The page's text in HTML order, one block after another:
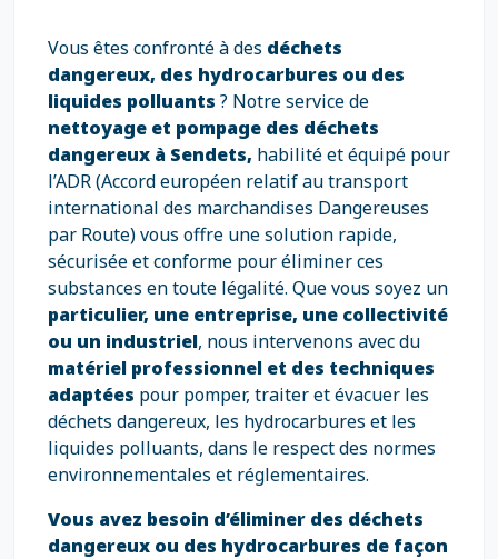
Vous êtes confronté à des déchets
dangereux, des hydrocarbures ou des
liquides polluants ? Notre service de
nettoyage et pompage des déchets
dangereux à Sendets, habilité et équipé pour
l’ADR (Accord européen relatif au transport
international des marchandises Dangereuses
par Route) vous offre une solution rapide,
sécurisée et conforme pour éliminer ces
substances en toute légalité. Que vous soyez un
particulier, une entreprise, une collectivité
ou un industriel, nous intervenons avec du
matériel professionnel et des techniques
adaptées pour pomper, traiter et évacuer les
déchets dangereux, les hydrocarbures et les
liquides polluants, dans le respect des normes
environnementales et réglementaires.
Vous avez besoin d’éliminer des déchets
dangereux ou des hydrocarbures de façon